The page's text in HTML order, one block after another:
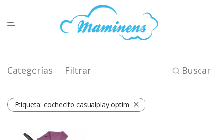
Categorías Filtrar Buscar
Etiqueta: cochecito casualplay optim